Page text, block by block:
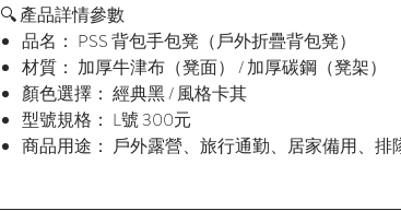
🔍 產品詳情參數
品名： PSS 背包手包凳（戶外折疊背包凳）
材質： 加厚牛津布（凳面） / 加厚碳鋼（凳架）
顏色選擇： 經典黑 / 風格卡其
型號規格： L號 300元
商品用途： 戶外露營、旅行通勤、居家備用、排